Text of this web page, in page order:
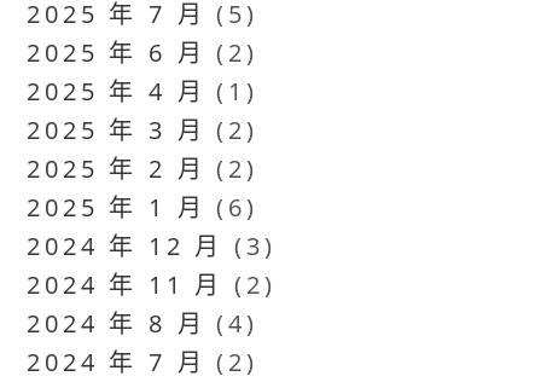
2025 年 7 月 (5)
2025 年 6 月 (2)
2025 年 4 月 (1)
2025 年 3 月 (2)
2025 年 2 月 (2)
2025 年 1 月 (6)
2024 年 12 月 (3)
2024 年 11 月 (2)
2024 年 8 月 (4)
2024 年 7 月 (2)